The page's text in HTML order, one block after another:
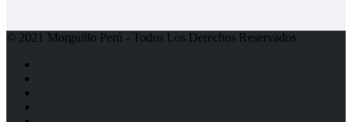
© 2021 Morguillo Perú - Todos Los Derechos Reservados